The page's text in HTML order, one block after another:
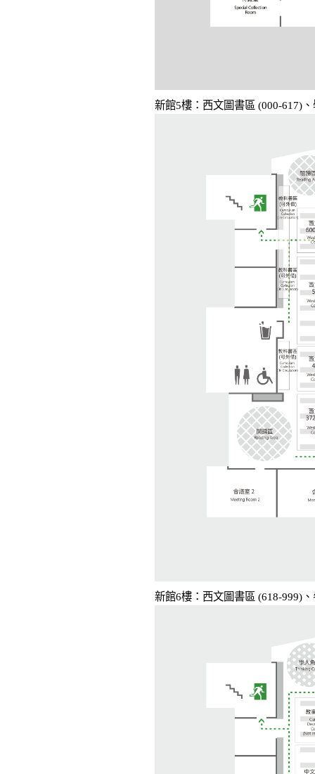
新館5樓：西文圖書區 (000-617)
新館6樓：西文圖書區 (618-999)